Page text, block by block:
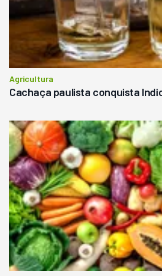
Agricultura
Cachaça paulista conquista